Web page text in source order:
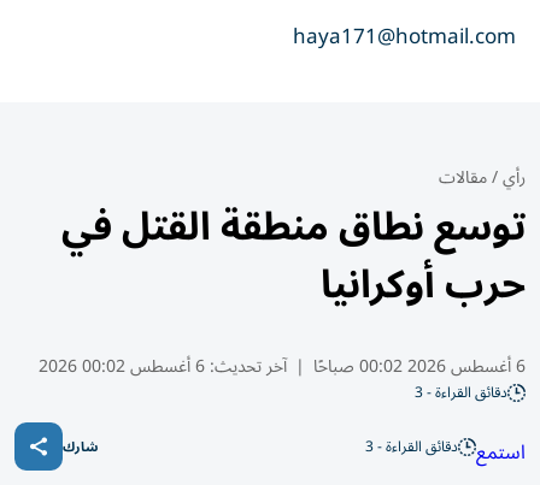
haya171@hotmail.com
رأي/مقالات
توسع نطاق منطقة القتل في
حرب أوكرانيا
6 أغسطس 2026 00:02 صباحًا | آخر تحديث:6 أغسطس 00:02 2026
دقائق القراءة - 3
استمع دقائق القراءة - 3 شارك